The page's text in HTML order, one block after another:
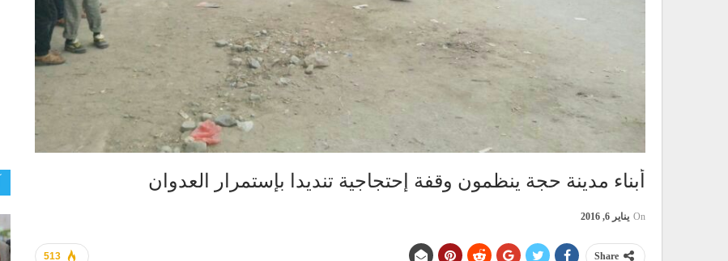
أبناء مدينة حجة ينظمون وقفة إحتجاجية تنديدا بإستمرار العدوان
On يناير 6, 2016
513 Share